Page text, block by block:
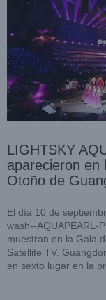
LIGHTSKY
aparecieron en
Otoño de
El día 10 de
wash--AQUAPEARL-
muestran en la Gala
Satellite TV.
en sexto lugar en la